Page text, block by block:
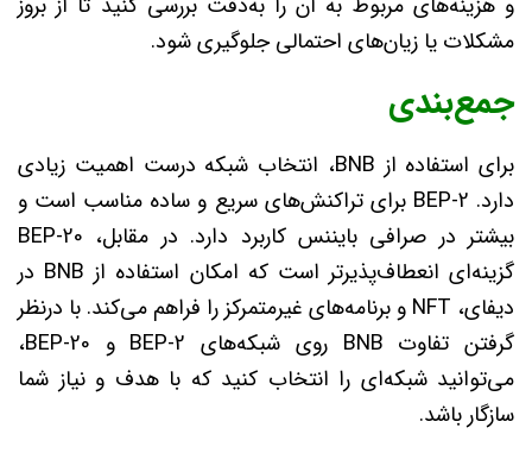
مشکلات یا زیان‌های احتمالی جلوگیری شود.
جمع‌بندی
برای استفاده از BNB، انتخاب شبکه درست اهمیت زیادی
دارد. BEP-2 برای تراکنش‌های سریع و ساده مناسب است و
بیشتر در صرافی بایننس کاربرد دارد. در مقابل، BEP-20
گزینه‌ای انعطاف‌پذیرتر است که امکان استفاده از BNB در
دیفای، NFT و برنامه‌های غیرمتمرکز را فراهم می‌کند. با درنظر
گرفتن تفاوت BNB روی شبکه‌های BEP-2 و BEP-20،
می‌توانید شبکه‌ای را انتخاب کنید که با هدف و نیاز شما
سازگار باشد.